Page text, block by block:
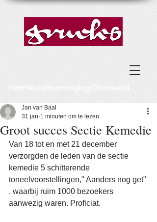
Heemkundevereniging Gronsveld
Groot succes Sectie Kemedie
Jan van Baal
31 jan 1 minuten om te lezen
Van 18 tot en met 21 december
verzorgden de leden van de sectie
kemedie 5 schitterende
toneelvoorstellingen," Aanders nog get"
, waarbij ruim 1000 bezoekers
aanwezig waren. Proficiat.